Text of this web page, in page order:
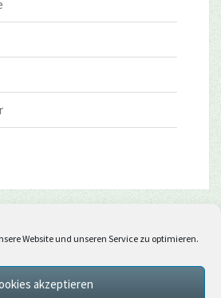
Website und unseren Service zu optimieren.
akzeptieren